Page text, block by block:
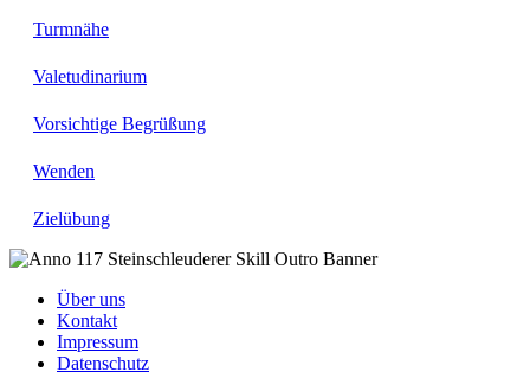
Turmnähe
Valetudinarium
Vorsichtige Begrüßung
Wenden
Zielübung
Über uns
Kontakt
Impressum
Datenschutz